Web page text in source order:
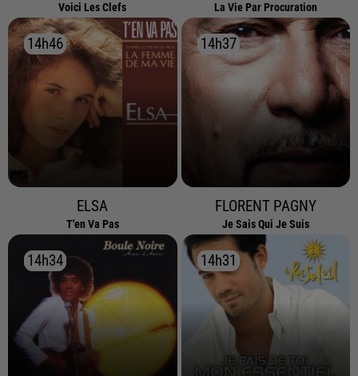
Voici Les Clefs La Vie Par Procuration
14h46
14h46
ELSA
T'en Va Pas
14h37
14h37
FLORENT PAGNY
Je Sais Qui Je Suis
14h34
14h34 14h31
14h31